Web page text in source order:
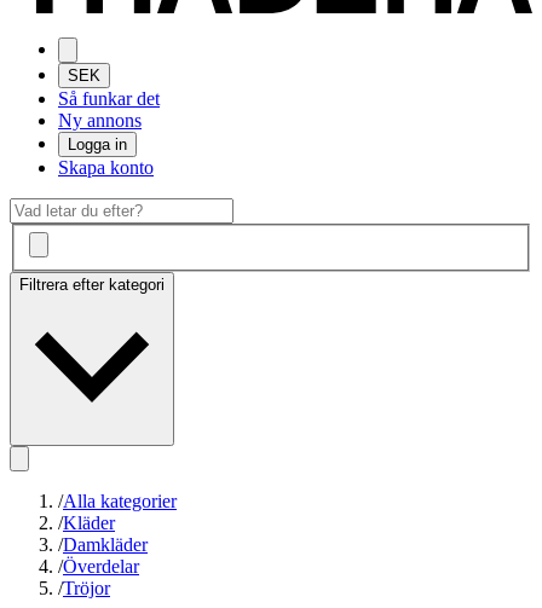
SEK
Så funkar det
Ny annons
Logga in
Skapa konto
Filtrera efter kategori
/Alla kategorier
/Kläder
/Damkläder
/Överdelar
/Tröjor